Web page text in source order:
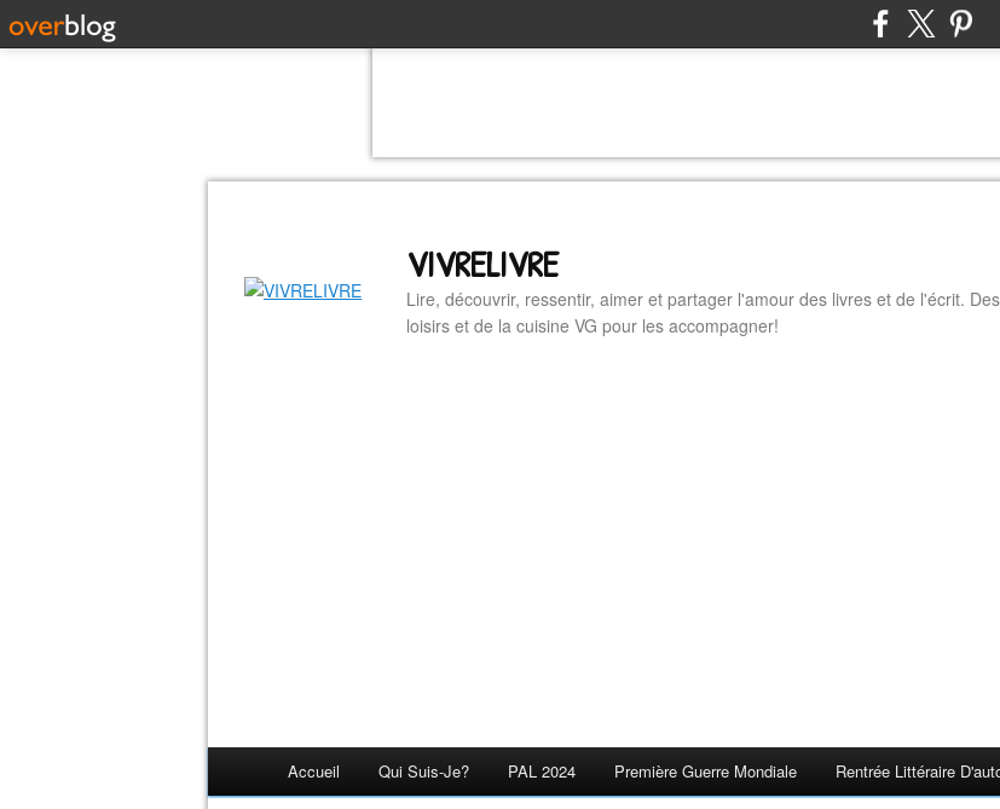
VIVRELIVRE
Lire, découvrir, ressentir, aimer et partager l'amour des livres et de l'écrit.
loisirs et de la cuisine VG pour les accompagner!
Accueil Qui Suis-Je? PAL 2024 Première Guerre Mondiale Rentrée Littéraire